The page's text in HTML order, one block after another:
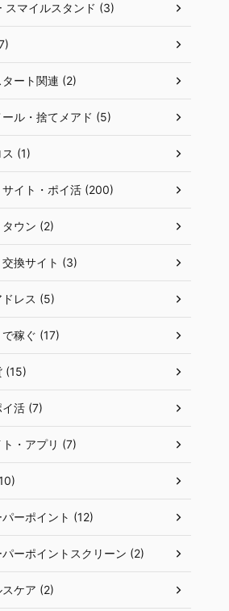
スマイルスタンド (3)
タート関連 (2)
ール・捨てメアド (5)
(1)
サイト・ポイ活 (200)
ウン (2)
交換サイト (3)
ドレス (5)
で稼ぐ (17)
(15)
活 (7)
・アプリ (7)
ーポイント (12)
ーポイントスクリーン (2)
ケア (2)